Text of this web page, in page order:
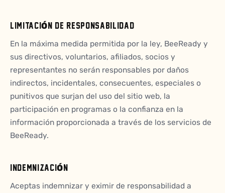
LIMITACIÓN DE RESPONSABILIDAD
En la máxima medida permitida por la ley, BeeReady y
sus directivos, voluntarios, afiliados, socios y
representantes no serán responsables por daños
indirectos, incidentales, consecuentes, especiales o
punitivos que surjan del uso del sitio web, la
participación en programas o la confianza en la
información proporcionada a través de los servicios de
BeeReady.
INDEMNIZACIÓN
Aceptas indemnizar y eximir de responsabilidad a